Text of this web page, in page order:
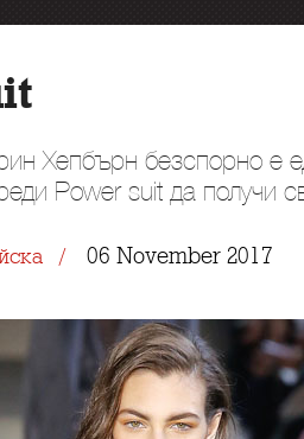
Хепбърн безспорно е
Power suit да получи
06 November 2017